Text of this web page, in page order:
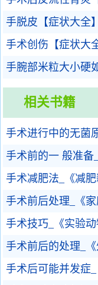
手脱皮【症状大全】
手术创伤【症状大
手腕部米粒大小硬
相关书籍
手术进行中的无菌
手术前的一 般准备
手术减肥法_《减肥
手术前后处理_《
手术技巧_《实验动
手术前后的处理_《
手术后可能并发症_